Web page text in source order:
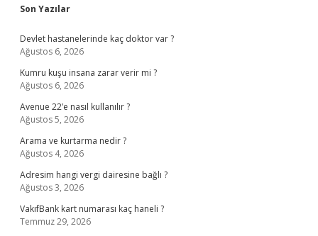
Sidebar
Son Yazılar
Devlet hastanelerinde kaç doktor var ?
Ağustos 6, 2026
Kumru kuşu insana zarar verir mi ?
Ağustos 6, 2026
Avenue 22’e nasıl kullanılır ?
Ağustos 5, 2026
Arama ve kurtarma nedir ?
Ağustos 4, 2026
Adresim hangi vergi dairesine bağlı ?
Ağustos 3, 2026
VakıfBank kart numarası kaç haneli ?
Temmuz 29, 2026